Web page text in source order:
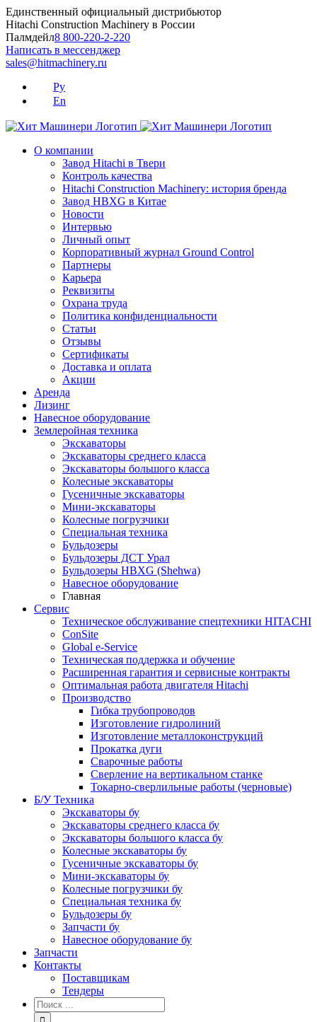
Skip
to
content
Единственный официальный дистрибьютор
Hitachi Construction Machinery в России
Палмдейл8 800-220-2-220
Написать в мессенджер
sales@hitmachinery.ru
Ру
En
О компании
Завод Hitachi в Твери
Контроль качества
Hitachi Construction Machinery: история бренда
Завод HBXG в Китае
Новости
Интервью
Личный опыт
Корпоративный журнал Ground Control
Партнеры
Карьера
Реквизиты
Охрана труда
Политика конфиденциальности
Статьи
Отзывы
Сертификаты
Доставка и оплата
Акции
Аренда
Лизинг
Навесное оборудование
Землеройная техника
Экскаваторы
Экскаваторы среднего класса
Экскаваторы большого класса
Колесные экскаваторы
Гусеничные экскаваторы
Мини-экскаваторы
Колесные погрузчики
Специальная техника
Бульдозеры
Бульдозеры ДСТ Урал
Бульдозеры HBXG (Shehwa)
Навесное оборудование
Главная
Сервис
Техническое обслуживание спецтехники HITACHI
ConSite
Global e-Service
Техническая поддержка и обучение
Расширенная гарантия и сервисные контракты
Оптимальная работа двигателя Hitachi
Производство
Гибка трубопроводов
Изготовление гидролиний
Изготовление металлоконструкций
Прокатка дуги
Сварочные работы
Сверление на вертикальном станке
Токарно-сверлильные работы (черновые)
Б/У Техника
Экскаваторы бу
Экскаваторы среднего класса бу
Экскаваторы большого класса бу
Колесные экскаваторы бу
Гусеничные экскаваторы бу
Мини-экскаваторы бу
Колесные погрузчики бу
Специальная техника бу
Бульдозеры бу
Запчасти бу
Навесное оборудование бу
Запчасти
Контакты
Поставщикам
Тендеры
Результат
поиска: